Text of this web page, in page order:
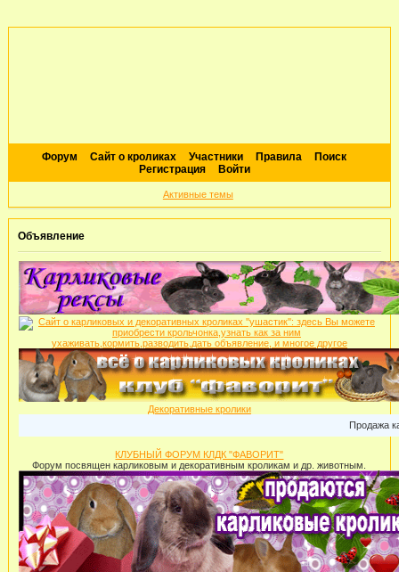
Форум Сайт о кроликах Участники Правила
Поиск
Регистрация
Войти
Активные темы
Объявление
Декоративные кролики
Продажа
КЛУБНЫЙ ФОРУМ КЛДК "ФАВОРИТ"
Форум посвящен карликовым и декоративным кроликам и др. животным.